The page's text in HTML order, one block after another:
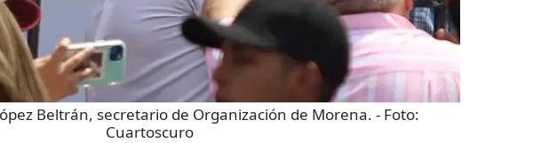
Beltrán, secretario de Organización de Morena. - Foto:
Cuartoscuro